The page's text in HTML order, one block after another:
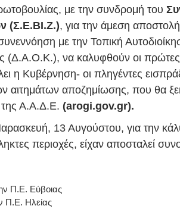
με την συνδρομή του
(Σ.Ε.ΒΙ.Ζ.), για την άμεση
με την Τοπική
(Δ.Α.Ο.Κ.), να καλυφθούν οι
η Κυβέρνηση- οι πληγέντες
αιτημάτων αποζημίωσης, που θα
Α.Α.Δ.Ε. (arogi.gov.gr).
13 Αυγούστου, για την
περιοχές, είχαν αποσταλεί
Π.Ε. Εύβοιας
Π.Ε. Ηλείας